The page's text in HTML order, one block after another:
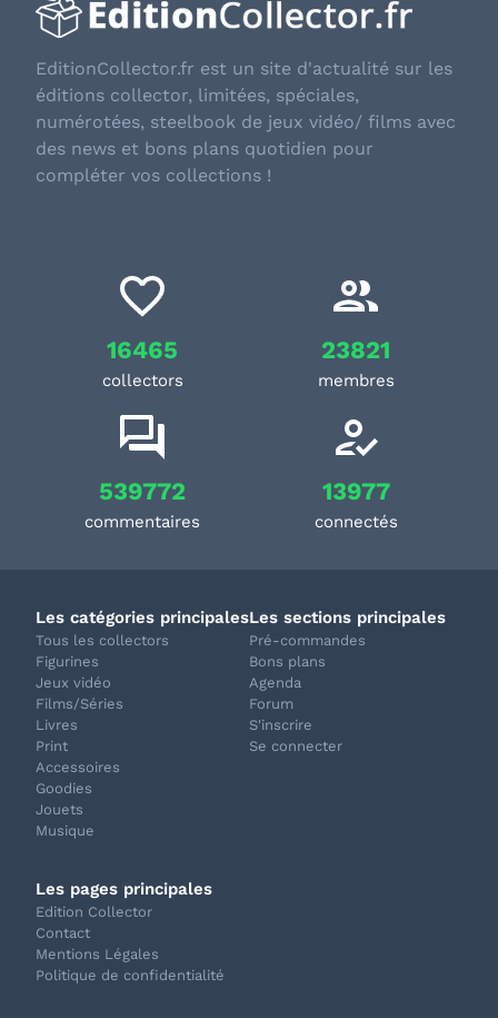
EditionCollector.fr est un site d'actualité sur les
éditions collector, limitées, spéciales,
numérotées, steelbook de jeux vidéo/ films avec
des news et bons plans quotidien pour
compléter vos collections !
16465
collectors
23821
membres
539772
commentaires
13977
connectés
Les catégories principales
Tous les collectors
Figurines
Jeux vidéo
Films/Séries
Livres
Print
Accessoires
Goodies
Jouets
Musique
Les sections principales
Pré-commandes
Bons plans
Agenda
Forum
S'inscrire
Se connecter
Les pages principales
Edition Collector
Contact
Mentions Légales
Politique de confidentialité